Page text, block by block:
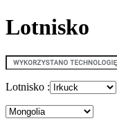
Lotnisko
Lotnisko :